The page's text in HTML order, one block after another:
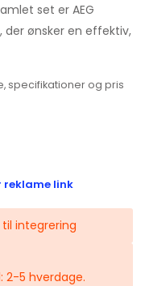
set er AEG
der ønsker en effektiv,
specifikationer og pris
reklame link
til integrering
2-5 hverdage.